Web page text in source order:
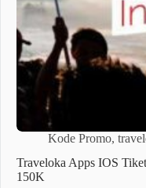
Kode Promo,
Traveloka Apps IOS
150K